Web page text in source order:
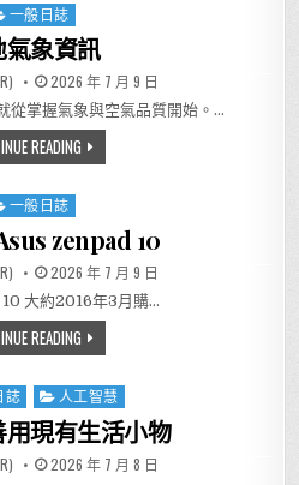
in
一般日誌
氣象資訊
PUBLISHED DATE:
2026 年 7 月 9 日
從掌握氣象與空氣品質開始。…
READING多地氣象資訊
in
一般日誌
zenpad 10
PUBLISHED DATE:
2026 年 7 月 9 日
大約2016年3月購…
READING徹底告別ASUS ZENPAD 10
誌 人工智慧
現有生活小物
PUBLISHED DATE:
2026 年 7 月 8 日